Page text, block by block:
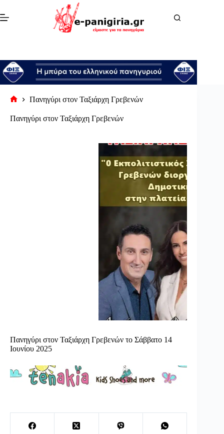
στο
περιεχόμενο
σελίδα
Πανηγύρι στον Ταξιάρχη Γρεβενών
Πανηγύρι στον Ταξιάρχη Γρεβενών
Πανηγύρι στον Ταξιάρχη Γρεβενών το Σάββατο 14
Ιουνίου 2025